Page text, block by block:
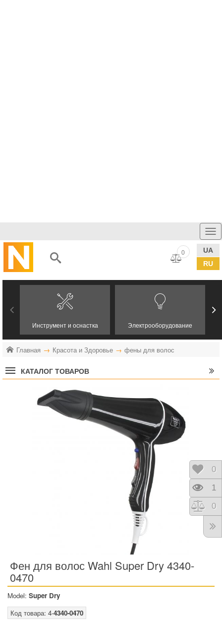
UA
RU
0
Инструмент и оснастка Электрооборудование
Главная Красота и Здоровье фены для волос
КАТАЛОГ ТОВАРОВ
Фен для волос Wahl Super Dry 4340-
0470
Model: Super Dry
Код товара: 4-4340-0470
0
1
0